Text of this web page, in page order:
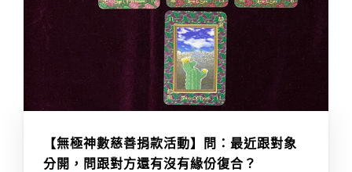
【無極神數慈善捐款活動】問：最近跟對象
分開，問跟對方還有沒有緣份復合？